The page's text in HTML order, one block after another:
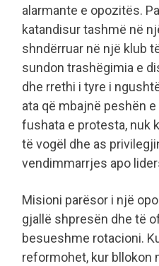
alarmante e opozitës.
katandisur tashmë në
shndërruar në një klub
sundon trashëgimia e
dhe rrethi i tyre i
ata që mbajnë peshën
fushata e protesta, nuk
të vogël dhe as
vendimmarrjes apo
​Misioni parësor i një
gjallë shpresën dhe të
besueshme rotacioni.
reformohet, kur bllokon